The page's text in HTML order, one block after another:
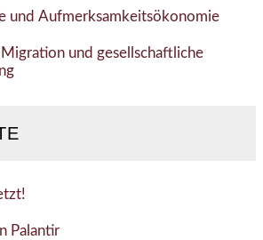
und Aufmerksamkeitsökonomie
und gesellschaftliche
Palantir